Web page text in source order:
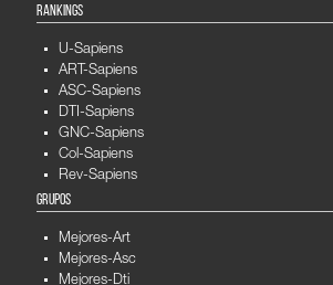
RANKINGS
U-Sapiens
ART-Sapiens
ASC-Sapiens
DTI-Sapiens
GNC-Sapiens
Col-Sapiens
Rev-Sapiens
GRUPOS
Mejores-Art
Mejores-Asc
Mejores-Dti